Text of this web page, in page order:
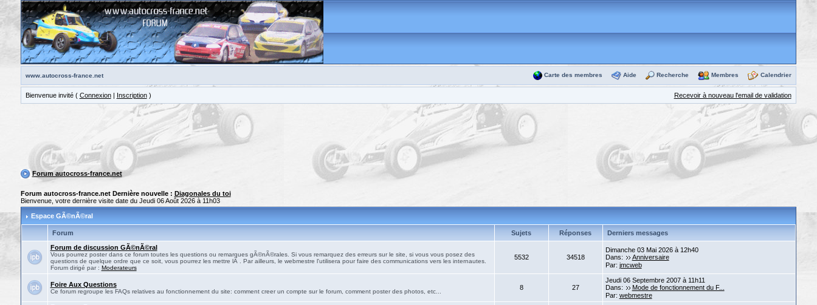
www.autocross-france.net Carte des membres Aide Recherche Membres Calendrier
Bienvenue invité ( Connexion| Inscription) Recevoir à nouveau l'email de validation
Forum autocross-france.net
Forum autocross-france.net Dernière nouvelle : Diagonales du toi
Bienvenue, votre dernière visite date du Jeudi 06 Août 2026 à 11h03
Espace GÃ©nÃ©ral
Forum Sujets Réponses
Derniers messages
Forum de discussion GÃ©nÃ©ral
Vous pourrez poster dans ce forum toutes les questions ou remarques gÃ©nÃ©rales. Si vous remarquez des erreurs sur le site, si vous vous posez des
questions de quelque ordre que ce soit, vous pourrez les mettre lÃ . Par ailleurs, le webmestre l'utilisera pour faire des communications vers les internautes.
Forum dirigé par : Moderateurs
5532 34518
Dimanche 03 Mai 2026 à 12h40
Dans:
Anniversaire
Par: jmcweb
Foire Aux Questions
Ce forum regroupe les FAQs relatives au fonctionnement du site: comment creer un compte sur le forum, comment poster des photos, etc...
8 27
Jeudi 06 Septembre 2007 à 11h11
Dans:
Mode de fonctionnement du F...
Par: webmestre